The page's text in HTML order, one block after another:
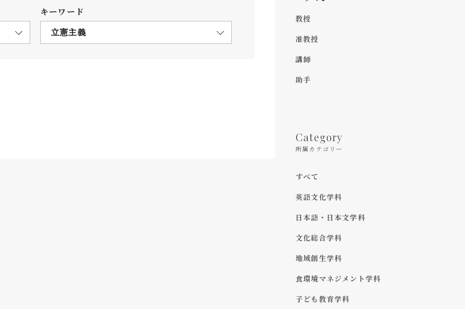
キーワード
立憲主義
教授
准教授
講師
助手
Category
所属カテゴリー
すべて
英語文化学科
日本語・日本文学科
文化総合学科
地域創生学科
食環境マネジメント学科
子ども教育学科